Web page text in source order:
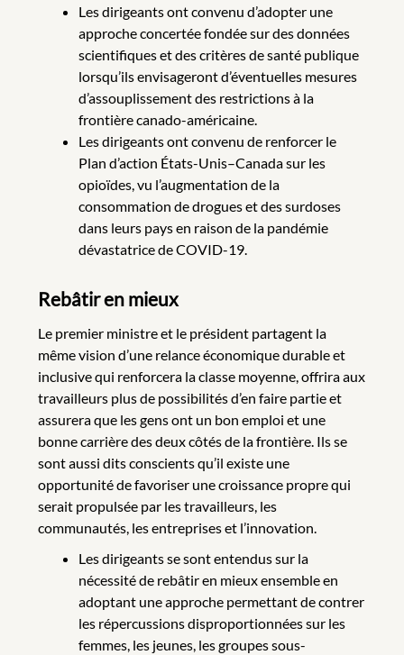
Les dirigeants ont convenu d’adopter une
approche concertée fondée sur des données
scientifiques et des critères de santé publique
lorsqu’ils envisageront d’éventuelles mesures
d’assouplissement des restrictions à la
frontière canado-américaine.
Les dirigeants ont convenu de renforcer le
Plan d’action États-Unis–Canada sur les
opioïdes, vu l’augmentation de la
consommation de drogues et des surdoses
dans leurs pays en raison de la pandémie
dévastatrice de COVID-19.
Rebâtir en mieux
Le premier ministre et le président partagent la
même vision d’une relance économique durable et
inclusive qui renforcera la classe moyenne, offrira aux
travailleurs plus de possibilités d’en faire partie et
assurera que les gens ont un bon emploi et une
bonne carrière des deux côtés de la frontière. Ils se
sont aussi dits conscients qu’il existe une
opportunité de favoriser une croissance propre qui
serait propulsée par les travailleurs, les
communautés, les entreprises et l’innovation.
Les dirigeants se sont entendus sur la
nécessité de rebâtir en mieux ensemble en
adoptant une approche permettant de contrer
les répercussions disproportionnées sur les
femmes, les jeunes, les groupes sous-